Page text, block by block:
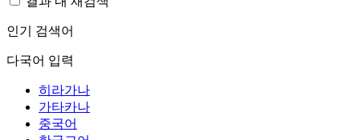
인기 검색어
다국어 입력
히라가나
가타카나
중국어